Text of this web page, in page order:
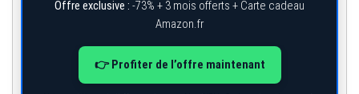
Offre exclusive : -73% + 3 mois offerts + Carte cadeau
Amazon.fr
👉 Profiter de l’offre maintenant